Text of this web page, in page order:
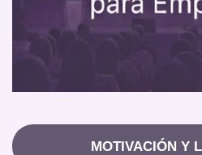
MOTIVACIÓN Y